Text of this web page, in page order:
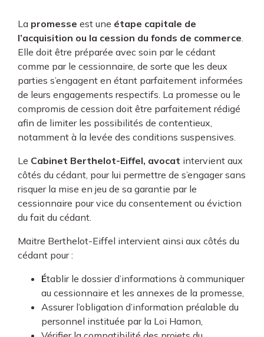
La promesse est une étape capitale de
l’acquisition ou la cession du fonds de commerce.
Elle doit être préparée avec soin par le cédant
comme par le cessionnaire, de sorte que les deux
parties s’engagent en étant parfaitement informées
de leurs engagements respectifs. La promesse ou le
compromis de cession doit être parfaitement rédigé
afin de limiter les possibilités de contentieux,
notamment à la levée des conditions suspensives.
Le Cabinet Berthelot-Eiffel, avocat intervient aux
côtés du cédant, pour lui permettre de s’engager sans
risquer la mise en jeu de sa garantie par le
cessionnaire pour vice du consentement ou éviction
du fait du cédant.
Maitre Berthelot-Eiffel intervient ainsi aux côtés du
cédant pour :
Établir le dossier d’informations à communiquer
au cessionnaire et les annexes de la promesse,
Assurer l’obligation d’information préalable du
personnel instituée par la Loi Hamon,